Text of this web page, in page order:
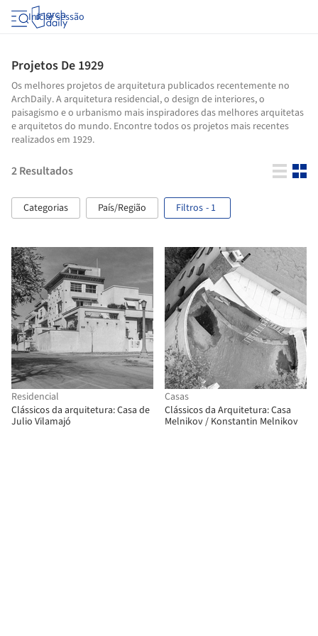
Iniciar sessão
Projetos De 1929
Os melhores projetos de arquitetura publicados recentemente no
ArchDaily. A arquitetura residencial, o design de interiores, o
paisagismo e o urbanismo mais inspiradores das melhores arquitetas
e arquitetos do mundo. Encontre todos os projetos mais recentes
realizados em 1929.
2Resultados
Categorias País/Região Filtros - 1
Residencial
Clássicos da arquitetura: Casa de
Julio Vilamajó
Casas
Clássicos da Arquitetura: Casa
Melnikov / Konstantin Melnikov